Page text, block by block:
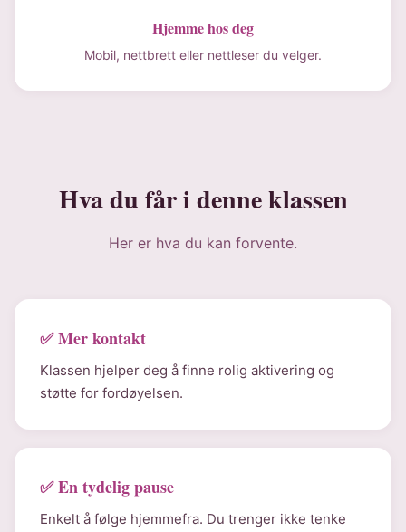
Hjemme hos deg
Mobil, nettbrett eller nettleser du velger.
Hva du får i denne klassen
Her er hva du kan forvente.
✅ Mer kontakt
Klassen hjelper deg å finne rolig aktivering og
støtte for fordøyelsen.
✅ En tydelig pause
Enkelt å følge hjemmefra. Du trenger ikke tenke